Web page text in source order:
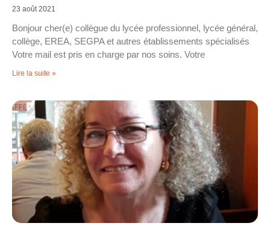
23 août 2021
Bonjour cher(e) collègue du lycée professionnel, lycée général,
collège, EREA, SEGPA et autres établissements spécialisés
Votre mail est pris en charge par nos soins. Votre
Lire la suite »